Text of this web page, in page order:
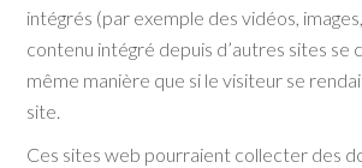
intégrés (par exemple des vidéos,
contenu intégré depuis d’autres sites se
même manière que si le visiteur se
site.
Ces sites web pourraient collecter des